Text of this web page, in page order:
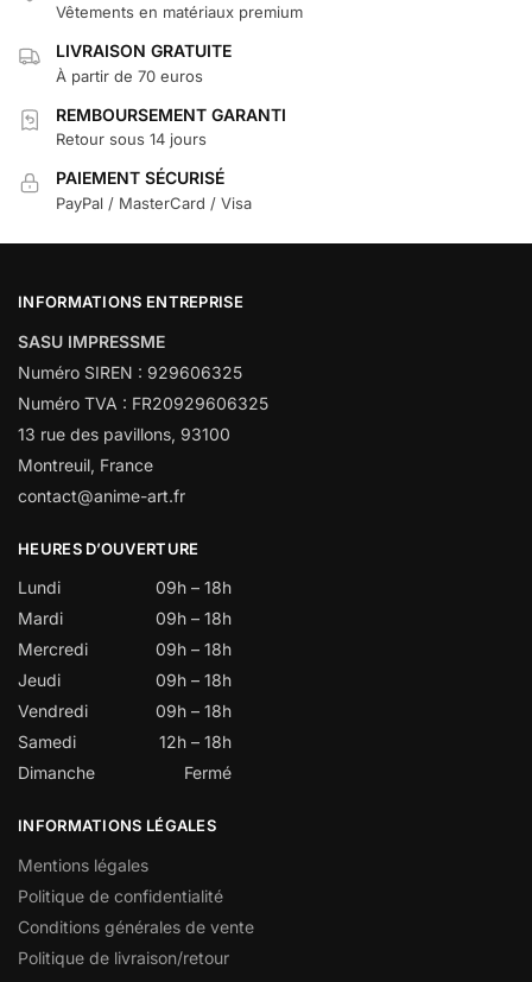
Vêtements en matériaux premium
LIVRAISON GRATUITE
À partir de 70 euros
REMBOURSEMENT GARANTI
Retour sous 14 jours
PAIEMENT SÉCURISÉ
PayPal / MasterCard / Visa
INFORMATIONS ENTREPRISE
SASU IMPRESSME
Numéro SIREN : 929606325
Numéro TVA : FR20929606325
13 rue des pavillons, 93100
Montreuil, France
contact@anime-art.fr
HEURES D’OUVERTURE
Lundi
09h – 18h
Mardi
09h – 18h
Mercredi
09h – 18h
Jeudi
09h – 18h
Vendredi
09h – 18h
Samedi
12h – 18h
Dimanche
Fermé
INFORMATIONS LÉGALES
Mentions légales
Politique de confidentialité
Conditions générales de vente
Politique de livraison/retour